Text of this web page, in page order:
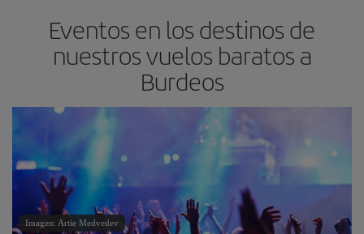
Eventos en los destinos de
nuestros vuelos baratos a
Burdeos
Imagen: Artie Medvedev